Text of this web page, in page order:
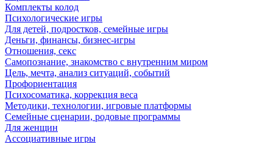
Комплекты колод
Психологические игры
Для детей, подростков, семейные игры
Деньги, финансы, бизнес-игры
Отношения, секс
Самопознание, знакомство с внутренним миром
Цель, мечта, анализ ситуаций, событий
Профориентация
Психосоматика, коррекция веса
Методики, технологии, игровые платформы
Семейные сценарии, родовые программы
Для женщин
Ассоциативные игры